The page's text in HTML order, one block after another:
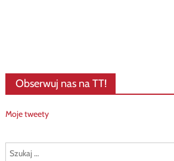
Obserwuj nas na TT!
Moje tweety
Szukaj: